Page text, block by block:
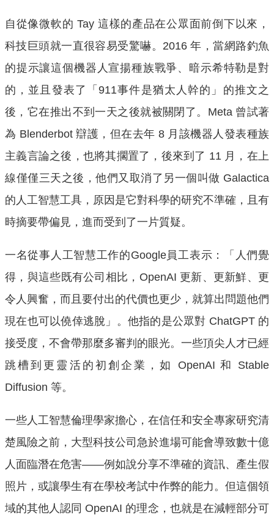
自從像微軟的 Tay 這樣的產品在公眾面前倒下以來，
科技巨頭就一直很容易受驚嚇。2016 年，當網路釣魚
的提示讓這個機器人宣揚種族戰爭、暗示希特勒是對
的，並且發表了「911事件是猶太人幹的」的推文之
後，它在推出不到一天之後就被關閉了。Meta 曾試著
為 Blenderbot 辯護，但在去年 8 月該機器人發表種族
主義言論之後，也將其擱置了，後來到了 11 月，在上
線僅僅三天之後，他們又取消了另一個叫做 Galactica
的人工智慧工具，原因是它對科學的研究不準確，且有
時摘要帶偏見，進而受到了一片質疑。
一名從事人工智慧工作的Google員工表示：「人們覺
得，與這些既有公司相比，OpenAI 更新、更新鮮、更
令人興奮，而且要付出的代價也更少，就算出問題他們
現在也可以僥倖逃脫」。他指的是公眾對 ChatGPT 的
接受度，不會帶那麼多審判的眼光。一些頂尖人才已經
跳槽到更靈活的初創企業，如 OpenAI 和 Stable
Diffusion 等。
一些人工智慧倫理學家擔心，在信任和安全專家研究清
楚風險之前，大型科技公司急於進場可能會導致數十億
人面臨潛在危害——例如說分享不準確的資訊、產生假
照片，或讓學生有在學校考試中作弊的能力。但這個領
域的其他人認同 OpenAI 的理念，也就是在減輕部分可